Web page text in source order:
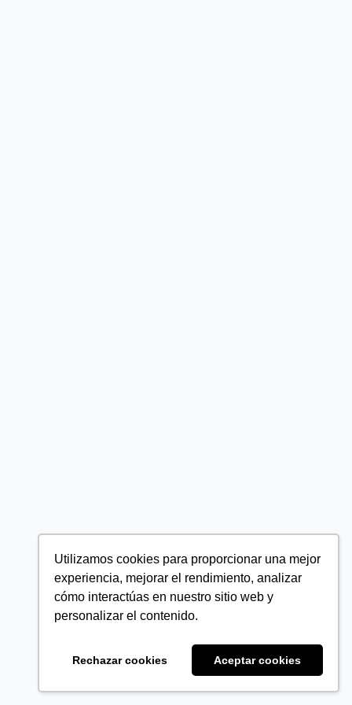
Utilizamos cookies para proporcionar una mejor
experiencia, mejorar el rendimiento, analizar
cómo interactúas en nuestro sitio web y
personalizar el contenido.
Rechazar cookies Aceptar cookies